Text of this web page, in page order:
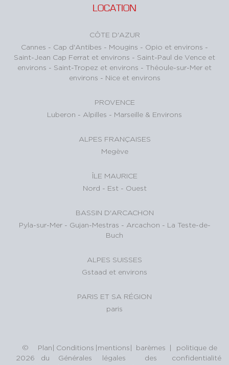
LOCATION
CÔTE D'AZUR
Cannes - Cap d'Antibes - Mougins - Opio et environs -
Saint-Jean Cap Ferrat et environs - Saint-Paul de Vence et
environs - Saint-Tropez et environs - Théoule-sur-Mer et
environs - Nice et environs
PROVENCE
Luberon - Alpilles - Marseille & Environs
ALPES FRANÇAISES
Megève
ÎLE MAURICE
Nord - Est - Ouest
BASSIN D'ARCACHON
Pyla-sur-Mer - Gujan-Mestras - Arcachon - La Teste-de-
Buch
ALPES SUISSES
Gstaad et environs
PARIS ET SA RÉGION
paris
©
2026
Plan
du
| Conditions
Générales
| mentions
légales
|
barèmes
des
|
politique de
confidentialité